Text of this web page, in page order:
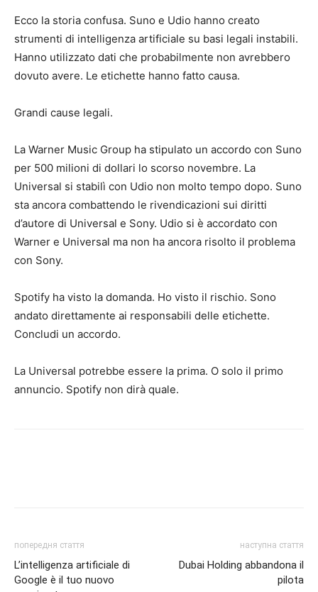
Ecco la storia confusa. Suno e Udio hanno creato
strumenti di intelligenza artificiale su basi legali instabili.
Hanno utilizzato dati che probabilmente non avrebbero
dovuto avere. Le etichette hanno fatto causa.
Grandi cause legali.
La Warner Music Group ha stipulato un accordo con Suno
per 500 milioni di dollari lo scorso novembre. La
Universal si stabilì con Udio non molto tempo dopo. Suno
sta ancora combattendo le rivendicazioni sui diritti
d’autore di Universal e Sony. Udio si è accordato con
Warner e Universal ma non ha ancora risolto il problema
con Sony.
Spotify ha visto la domanda. Ho visto il rischio. Sono
andato direttamente ai responsabili delle etichette.
Concludi un accordo.
La Universal potrebbe essere la prima. O solo il primo
annuncio. Spotify non dirà quale.
попередня стаття
L’intelligenza artificiale di
Google è il tuo nuovo
наступна стаття
Dubai Holding abbandona il
pilota